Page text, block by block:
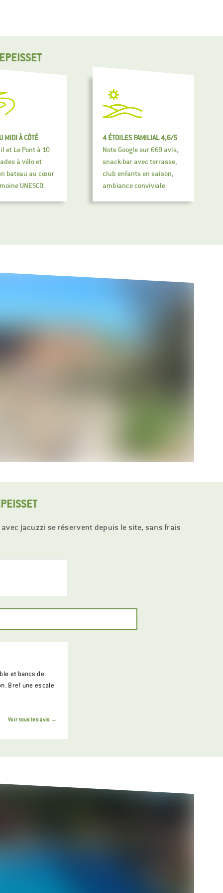
MIDI À CÔTÉ
et Le Pont à 10
à vélo et
bateau au cœur
UNESCO.
4 ÉTOILES FAMILIAL 4,6/5
Note Google sur 669 avis,
snack-bar avec terrasse,
club enfants en saison,
ambiance conviviale.
jacuzzi se réservent depuis le site, sans frais
et bancs de
Bref une escale
Voir tous les avis →